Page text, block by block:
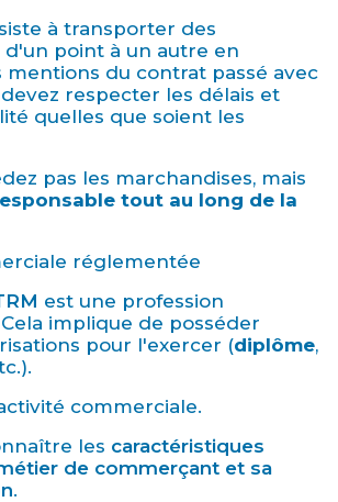
à transporter des
d'un point à un autre en
mentions du contrat passé avec
respecter les délais et
quelles que soient les
pas les marchandises, mais
tout au long de la
réglementée
est une profession
implique de posséder
pour l'exercer (diplôme,
commerciale.
les caractéristiques
de commerçant et sa
.